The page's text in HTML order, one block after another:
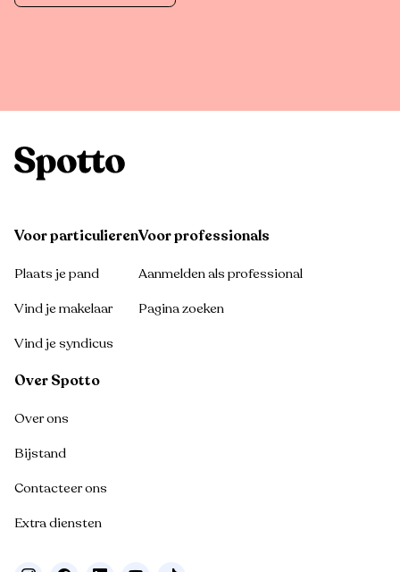
Voor particulieren
Plaats je pand
Vind je makelaar
Vind je syndicus
Voor professionals
Aanmelden als professional
Pagina zoeken
Over Spotto
Over ons
Bijstand
Contacteer ons
Extra diensten